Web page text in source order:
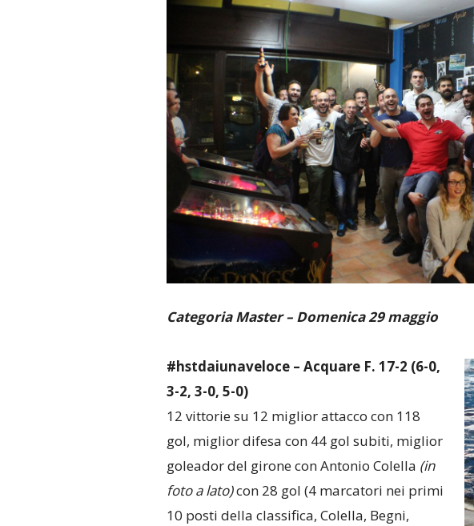
Categoria Master – Domenica 29 maggio
#hstdaiunaveloce – Acquare F. 17-2 (6-0,
3-2, 3-0, 5-0)
12 vittorie su 12 miglior attacco con 118
gol, miglior difesa con 44 gol subiti, miglior
goleador del girone con Antonio Colella (in
foto a lato)con 28 gol (4 marcatori nei primi
10 posti della classifica, Colella, Begni,